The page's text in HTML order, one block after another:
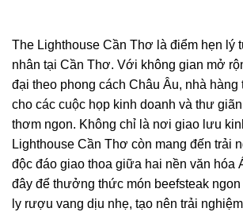
The Lighthouse Cần Thơ là điểm hẹn lý
nhân tại Cần Thơ. Với không gian mở
đại theo phong cách Châu Âu, nhà hàng
cho các cuộc họp kinh doanh và thư
thơm ngon. Không chỉ là nơi giao lưu
Lighthouse Cần Thơ còn mang đến trải
độc đáo giao thoa giữa hai nền văn hóa
đây để thưởng thức món beefsteak
ly rượu vang dịu nhẹ, tạo nên trải